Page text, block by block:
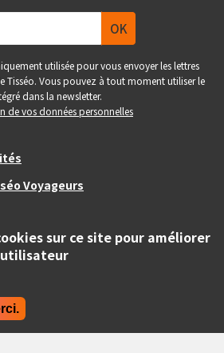
utilisée pour vous envoyer les lettres
Vous pouvez à tout moment utiliser le
dans la newsletter.
de vos données personnelles
Voyageurs
- Autorité organisatrice des
agglomération toulousaine.
sur ce site pour améliorer